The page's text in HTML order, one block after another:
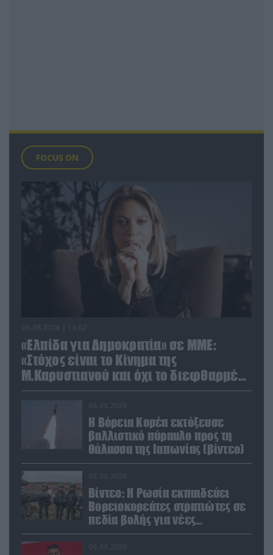
FOCUS ON
«Ελπίδα για Δημοκρατία» σε ΜΜΕ:
«Στόχος είναι το Κίνημα της
Μ.Καρυστιανού και όχι το διεφθαρμένο
σύστημα εξουσίας»
Η Βόρεια Κορέα εκτόξευσε
βαλλιστικό πύραυλο προς τη
θάλασσα της Ιαπωνίας (βίντεο)
Βίντεο: Η Ρωσία εκπαιδεύει
Βορειοκορεάτες στρατιώτες σε
πεδία βολής για νέες
επιχειρήσεις